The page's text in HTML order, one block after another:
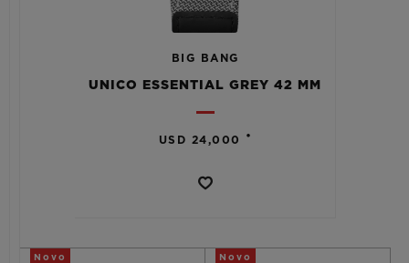
BIG BANG
UNICO ESSENTIAL GREY 42 MM
USD 24,000 •
Novo Novo